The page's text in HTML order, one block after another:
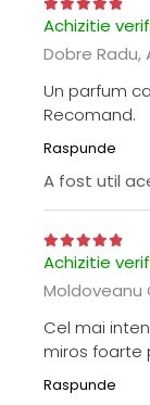
Achizitie
Dobre Radu,
Un parfum
Recomand.
Raspunde
A fost util
Achizitie
Moldoveanu
Cel mai
miros foarte
Raspunde